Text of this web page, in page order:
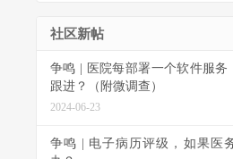
社区新帖
争鸣 | 医院每部署一个软件服务
跟进？（附微调查）
2024-06-23
争鸣 | 电子病历评级，如果医